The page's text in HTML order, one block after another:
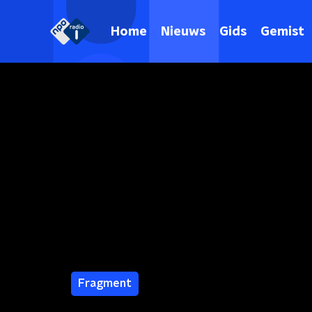
Home Nieuws Gids Gemist
Fragment